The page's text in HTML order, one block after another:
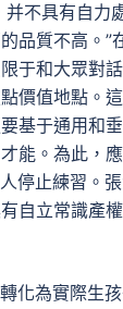
并不具有自力
品質不高。”
于和大眾對
價值地點。
基于通用和
能。為此，
停止練習。
自立常識產
化為實際生